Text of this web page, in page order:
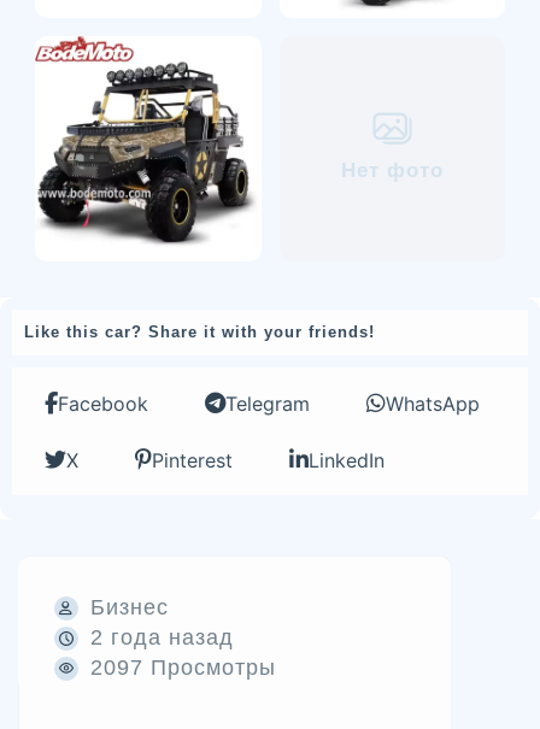
Нет фото
Like this car? Share it with your friends!
Facebook Telegram WhatsApp
X Pinterest LinkedIn
Бизнес
2 года назад
2097 Просмотры